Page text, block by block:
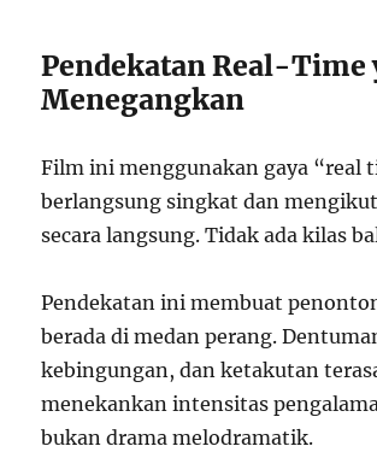
Pendekatan Real-Time
Menegangkan
Film ini menggunakan gaya “real
berlangsung singkat dan
secara langsung. Tidak ada kilas
Pendekatan ini membuat
berada di medan perang.
kebingungan, dan ketakutan
menekankan intensitas
bukan drama melodramatik.